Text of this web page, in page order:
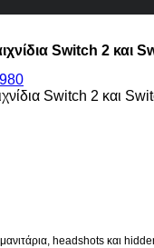
Switch 2 και
headshots και